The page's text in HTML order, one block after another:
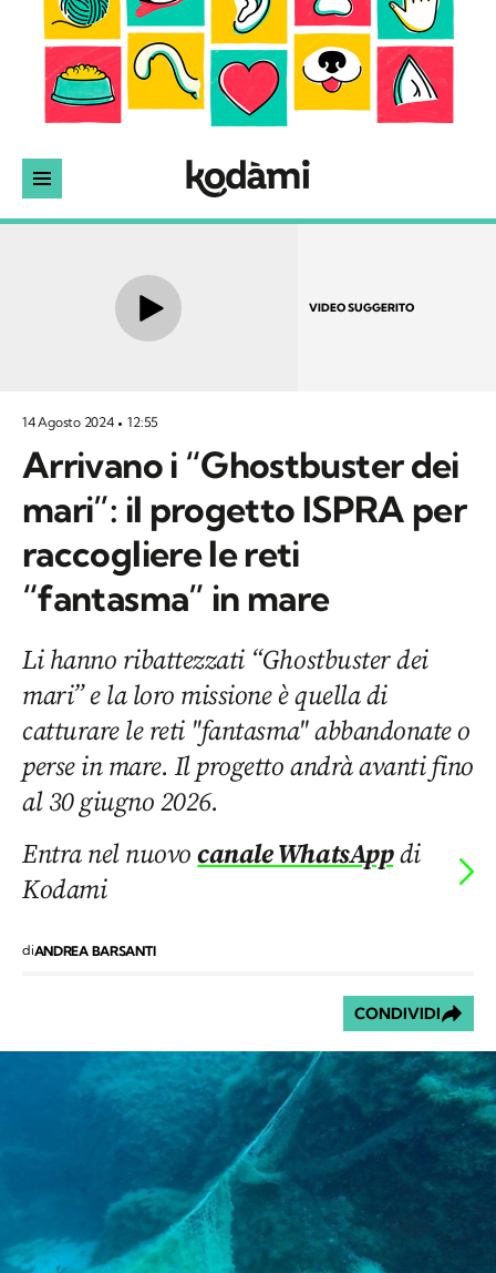
VIDEO SUGGERITO
14 Agosto 2024 12:55
Arrivano i “Ghostbuster dei
mari”: il progetto ISPRA per
raccogliere le reti
“fantasma” in mare
Li hanno ribattezzati “Ghostbuster dei
mari” e la loro missione è quella di
catturare le reti "fantasma" abbandonate o
perse in mare. Il progetto andrà avanti fino
al 30 giugno 2026.
Entra nel nuovocanale WhatsAppdi
Kodami
diANDREA BARSANTI
CONDIVIDI